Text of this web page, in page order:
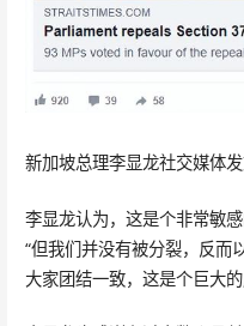
新加坡总理李显龙社交媒体
李显龙认为，这是个非常敏
“但我们并没有被分裂，反而
大家团结一致，这是个巨大